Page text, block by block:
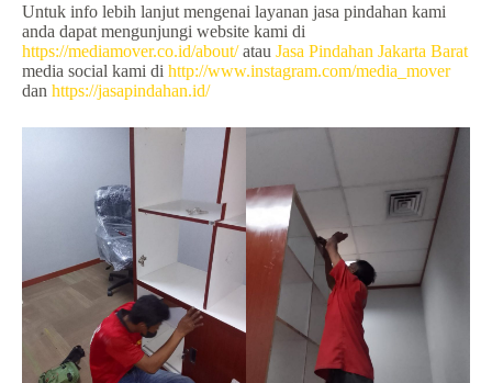
Untuk info lebih lanjut mengenai layanan jasa pindahan kami
anda dapat mengunjungi website kami di
https://mediamover.co.id/about/atau Jasa Pindahan Jakarta Barat
media social kami di http://www.instagram.com/media_mover
dan https://jasapindahan.id/